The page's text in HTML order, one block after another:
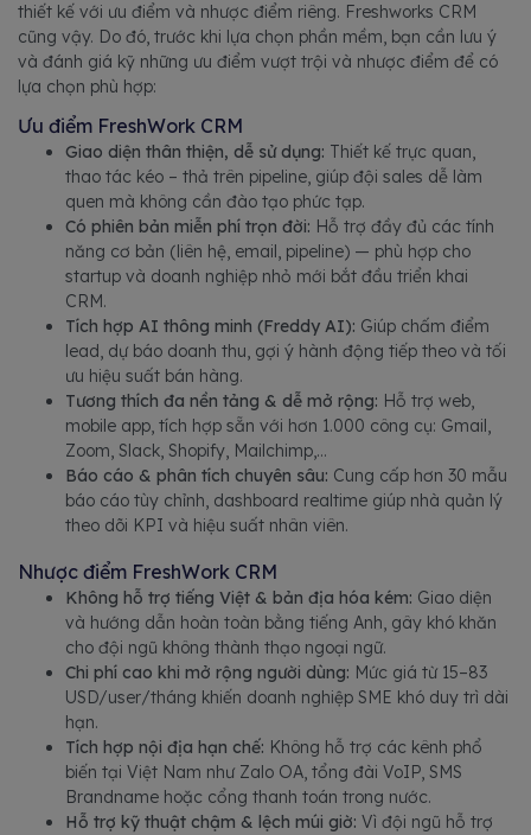
thiết kế với ưu điểm và nhược điểm riêng. Freshworks CRM
cũng vậy. Do đó, trước khi lựa chọn phần mềm, bạn cần lưu ý
và đánh giá kỹ những ưu điểm vượt trội và nhược điểm để có
lựa chọn phù hợp:
Ưu điểm FreshWork CRM
Giao diện thân thiện, dễ sử dụng: Thiết kế trực quan,
thao tác kéo – thả trên pipeline, giúp đội sales dễ làm
quen mà không cần đào tạo phức tạp.
Có phiên bản miễn phí trọn đời: Hỗ trợ đầy đủ các tính
năng cơ bản (liên hệ, email, pipeline) — phù hợp cho
startup và doanh nghiệp nhỏ mới bắt đầu triển khai
CRM.
Tích hợp AI thông minh (Freddy AI): Giúp chấm điểm
lead, dự báo doanh thu, gợi ý hành động tiếp theo và tối
ưu hiệu suất bán hàng.
Tương thích đa nền tảng & dễ mở rộng: Hỗ trợ web,
mobile app, tích hợp sẵn với hơn 1.000 công cụ: Gmail,
Zoom, Slack, Shopify, Mailchimp,…
Báo cáo & phân tích chuyên sâu: Cung cấp hơn 30 mẫu
báo cáo tùy chỉnh, dashboard realtime giúp nhà quản lý
theo dõi KPI và hiệu suất nhân viên.
Nhược điểm FreshWork CRM
Không hỗ trợ tiếng Việt & bản địa hóa kém: Giao diện
và hướng dẫn hoàn toàn bằng tiếng Anh, gây khó khăn
cho đội ngũ không thành thạo ngoại ngữ.
Chi phí cao khi mở rộng người dùng: Mức giá từ 15–83
USD/user/tháng khiến doanh nghiệp SME khó duy trì dài
hạn.
Tích hợp nội địa hạn chế: Không hỗ trợ các kênh phổ
biến tại Việt Nam như Zalo OA, tổng đài VoIP, SMS
Brandname hoặc cổng thanh toán trong nước.
Hỗ trợ kỹ thuật chậm & lệch múi giờ: Vì đội ngũ hỗ trợ